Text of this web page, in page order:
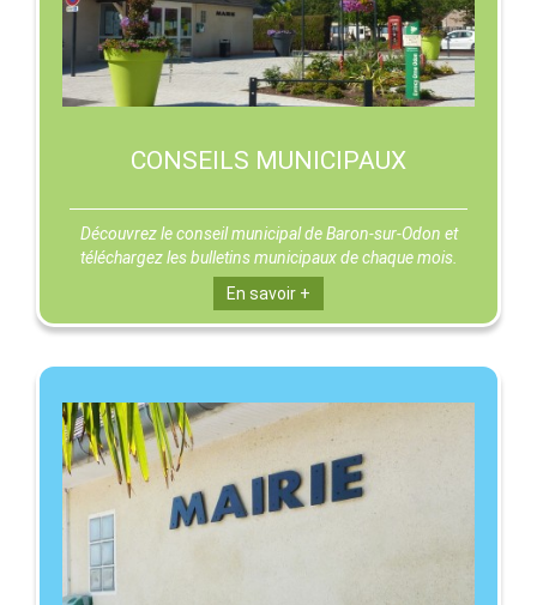
CONSEILS MUNICIPAUX
Découvrez le conseil municipal de Baron-sur-Odon et
téléchargez les bulletins municipaux de chaque mois.
En savoir +